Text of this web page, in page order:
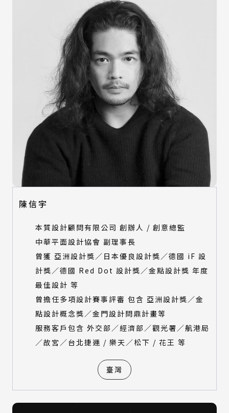
陳信宇
本質設計顧問有限公司 創辦人 / 創意總監
中華平面設計協會 副理事長
曾獲 亞洲設計獎／日本優良設計獎／德國 iF 設
計獎／德國 Red Dot 設計獎／金點設計獎 年度
最佳設計 等
曾擔任多項設計賽事評審 包含 亞洲設計獎／金
點設計概念獎／金門設計問鼎計畫​等
服務客戶包含 外交部／經濟部／觀光署／航港局
／故宮／台北捷運 / 樂天／松下 / 花王 等
臺灣